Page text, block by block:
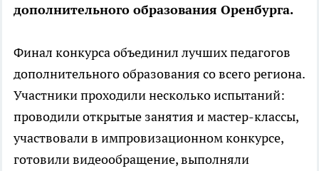
дополнительного образования Оренбурга.
Финал конкурса объединил лучших педагогов
дополнительного образования со всего региона.
Участники проходили несколько испытаний:
проводили открытые занятия и мастер-классы,
участвовали в импровизационном конкурсе,
готовили видеообращение, выполняли